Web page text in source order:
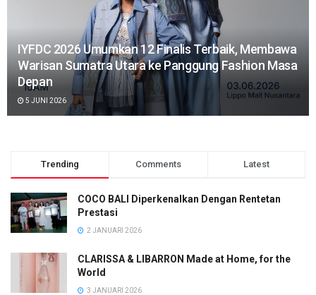
IYFDC 2026 Umumkan 12 Finalis Terbaik, Membawa
Warisan Sumatra Utara ke Panggung Fashion Masa
Depan
5 JUNI 2026
Trending Comments Latest
COCO BALI Diperkenalkan Dengan Rentetan
Prestasi
2 JANUARI 2026
CLARISSA & LIBARRON Made at Home, for the
World
3 JANUARI 2026